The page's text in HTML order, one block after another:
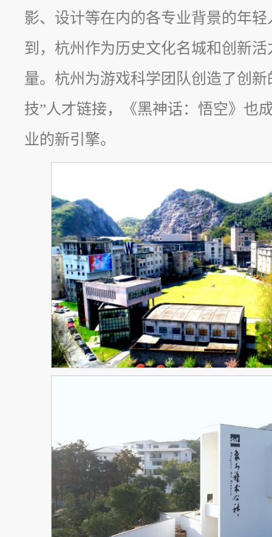
影、设计等在内的各专业背景的年
到，杭州作为历史文化名城和创新
量。杭州为游戏科学团队创造了创
技”人才链接，《黑神话：悟空》也
业的新引擎。